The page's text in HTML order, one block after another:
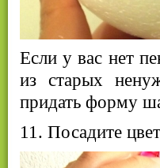
Если у вас нет
из старых
придать форму
11. Посадите